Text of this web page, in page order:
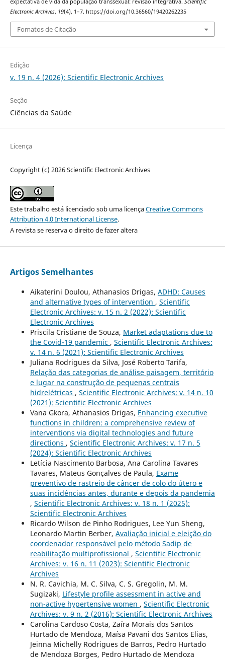
Electronic Archives, 19(4), 1–7. https://doi.org/10.36560/19420262235
Fomatos de Citação
Edição
v. 19 n. 4 (2026): Scientific Electronic Archives
Seção
Ciências da Saúde
Licença
Copyright (c) 2026 Scientific Electronic Archives
Este trabalho está licenciado sob uma licençaCreative Commons
Attribution 4.0 International License.
A revista se reserva o direito de fazer altera
Artigos Semelhantes
Aikaterini Doulou, Athanasios Drigas, ADHD: Causes
and alternative types of intervention , Scientific
Electronic Archives: v. 15 n. 2 (2022): Scientific
Electronic Archives
Priscila Cristiane de Souza, Market adaptations due to
the Covid-19 pandemic , Scientific Electronic Archives:
v. 14 n. 6 (2021): Scientific Electronic Archives
Juliana Rodrigues da Silva, José Roberto Tarifa,
Relação das categorias de análise paisagem, território
e lugar na construção de pequenas centrais
hidrelétricas , Scientific Electronic Archives: v. 14 n. 10
(2021): Scientific Electronic Archives
Vana Gkora, Athanasios Drigas, Enhancing executive
functions in children: a comprehensive review of
interventions via digital technologies and future
directions , Scientific Electronic Archives: v. 17 n. 5
(2024): Scientific Electronic Archives
Letícia Nascimento Barbosa, Ana Carolina Tavares
Tavares, Mateus Gonçalves de Paula, Exame
preventivo de rastreio de câncer de colo do útero e
suas incidências antes, durante e depois da pandemia
, Scientific Electronic Archives: v. 18 n. 1 (2025):
Scientific Electronic Archives
Ricardo Wilson de Pinho Rodrigues, Lee Yun Sheng,
Leonardo Martin Berber, Avaliação inicial e eleição do
coordenador responsável pelo método Sadip de
reabilitação multiprofissional , Scientific Electronic
Archives: v. 16 n. 11 (2023): Scientific Electronic
Archives
N. R. Cavichia, M. C. Silva, C. S. Gregolin, M. M.
Sugizaki, Lifestyle profile assessment in active and
non-active hypertensive women , Scientific Electronic
Archives: v. 9 n. 2 (2016): Scientific Electronic Archives
Carolina Cardoso Costa, Zaíra Morais dos Santos
Hurtado de Mendoza, Maísa Pavani dos Santos Elias,
Jeinna Michelly Rodrigues de Barros, Pedro Hurtado
de Mendoza Borges, Pedro Hurtado de Mendoza